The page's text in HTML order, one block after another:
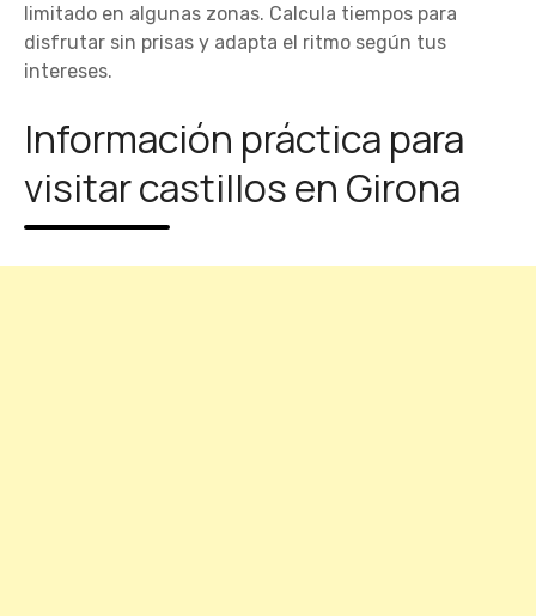
limitado en algunas zonas. Calcula tiempos para
disfrutar sin prisas y adapta el ritmo según tus
intereses.
Información práctica para
visitar castillos en Girona